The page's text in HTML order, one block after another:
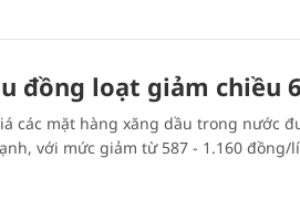
đồng loạt giảm chiều
các mặt hàng xăng dầu trong nước
với mức giảm từ 587 - 1.160 đồng/